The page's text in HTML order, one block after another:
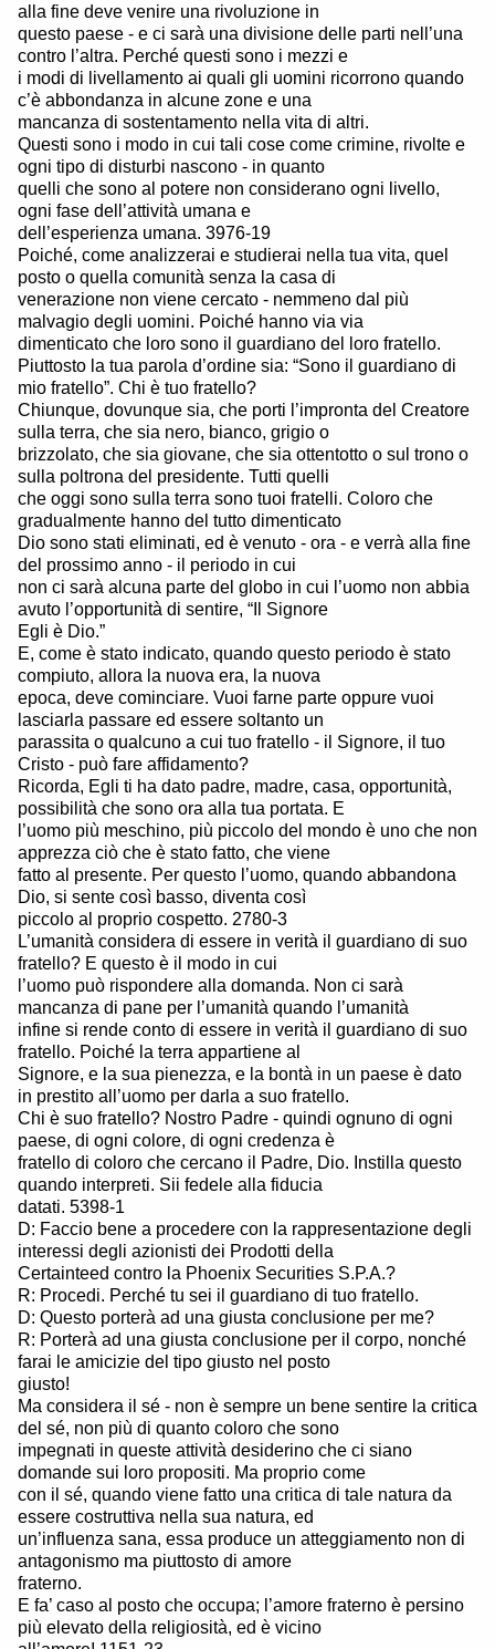
alla fine deve venire una rivoluzione in
questo paese - e ci sarà una divisione delle parti nell’una
contro l’altra. Perché questi sono i mezzi e
i modi di livellamento ai quali gli uomini ricorrono quando
c’è abbondanza in alcune zone e una
mancanza di sostentamento nella vita di altri.
Questi sono i modo in cui tali cose come crimine, rivolte e
ogni tipo di disturbi nascono - in quanto
quelli che sono al potere non considerano ogni livello,
ogni fase dell’attività umana e
dell’esperienza umana. 3976-19
Poiché, come analizzerai e studierai nella tua vita, quel
posto o quella comunità senza la casa di
venerazione non viene cercato - nemmeno dal più
malvagio degli uomini. Poiché hanno via via
dimenticato che loro sono il guardiano del loro fratello.
Piuttosto la tua parola d’ordine sia: “Sono il guardiano di
mio fratello”. Chi è tuo fratello?
Chiunque, dovunque sia, che porti l’impronta del Creatore
sulla terra, che sia nero, bianco, grigio o
brizzolato, che sia giovane, che sia ottentotto o sul trono o
sulla poltrona del presidente. Tutti quelli
che oggi sono sulla terra sono tuoi fratelli. Coloro che
gradualmente hanno del tutto dimenticato
Dio sono stati eliminati, ed è venuto - ora - e verrà alla fine
del prossimo anno - il periodo in cui
non ci sarà alcuna parte del globo in cui l’uomo non abbia
avuto l’opportunità di sentire, “Il Signore
Egli è Dio.”
E, come è stato indicato, quando questo periodo è stato
compiuto, allora la nuova era, la nuova
epoca, deve cominciare. Vuoi farne parte oppure vuoi
lasciarla passare ed essere soltanto un
parassita o qualcuno a cui tuo fratello - il Signore, il tuo
Cristo - può fare affidamento?
Ricorda, Egli ti ha dato padre, madre, casa, opportunità,
possibilità che sono ora alla tua portata. E
l’uomo più meschino, più piccolo del mondo è uno che non
apprezza ciò che è stato fatto, che viene
fatto al presente. Per questo l’uomo, quando abbandona
Dio, si sente così basso, diventa così
piccolo al proprio cospetto. 2780-3
L’umanità considera di essere in verità il guardiano di suo
fratello? E questo è il modo in cui
l’uomo può rispondere alla domanda. Non ci sarà
mancanza di pane per l’umanità quando l’umanità
infine si rende conto di essere in verità il guardiano di suo
fratello. Poiché la terra appartiene al
Signore, e la sua pienezza, e la bontà in un paese è dato
in prestito all’uomo per darla a suo fratello.
Chi è suo fratello? Nostro Padre - quindi ognuno di ogni
paese, di ogni colore, di ogni credenza è
fratello di coloro che cercano il Padre, Dio. Instilla questo
quando interpreti. Sii fedele alla fiducia
datati. 5398-1
D: Faccio bene a procedere con la rappresentazione degli
interessi degli azionisti dei Prodotti della
Certainteed contro la Phoenix Securities S.P.A.?
R: Procedi. Perché tu sei il guardiano di tuo fratello.
D: Questo porterà ad una giusta conclusione per me?
R: Porterà ad una giusta conclusione per il corpo, nonché
farai le amicizie del tipo giusto nel posto
giusto!
Ma considera il sé - non è sempre un bene sentire la critica
del sé, non più di quanto coloro che sono
impegnati in queste attività desiderino che ci siano
domande sui loro propositi. Ma proprio come
con il sé, quando viene fatto una critica di tale natura da
essere costruttiva nella sua natura, ed
un’influenza sana, essa produce un atteggiamento non di
antagonismo ma piuttosto di amore
fraterno.
E fa’ caso al posto che occupa; l’amore fraterno è persino
più elevato della religiosità, ed è vicino